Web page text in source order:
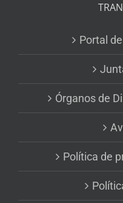
Portal
Órganos de
Política de